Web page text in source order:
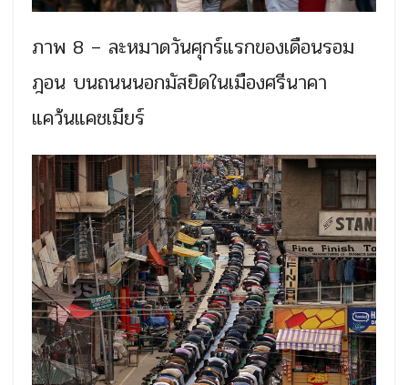
ภาพ 8 – ละหมาดวันศุกร์แรกของเดือนรอม
ฎอน บนถนนนอกมัสยิดในเมืองศรีนาคา
แคว้นแคชเมียร์